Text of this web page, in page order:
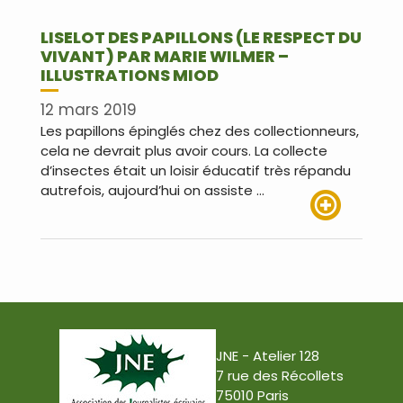
LISELOT DES PAPILLONS (LE RESPECT DU
VIVANT) PAR MARIE WILMER –
ILLUSTRATIONS MIOD
12 mars 2019
Les papillons épinglés chez des collectionneurs,
cela ne devrait plus avoir cours. La collecte
d’insectes était un loisir éducatif très répandu
autrefois, aujourd’hui on assiste …
JNE - Atelier 128
7 rue des Récollets
75010 Paris